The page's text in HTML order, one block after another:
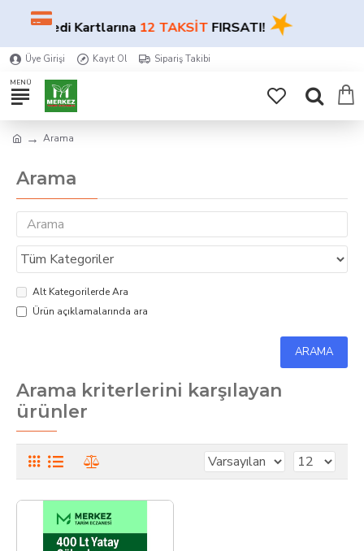
Tüm Kredi Kartlarına12 TAKSİTFIRSATI!★
Üye Girişi Kayıt Ol Sipariş Takibi
Arama
Arama
Alt Kategorilerde Ara
Ürün açıklamalarında ara
ARAMA
Arama kriterlerini karşılayan
ürünler